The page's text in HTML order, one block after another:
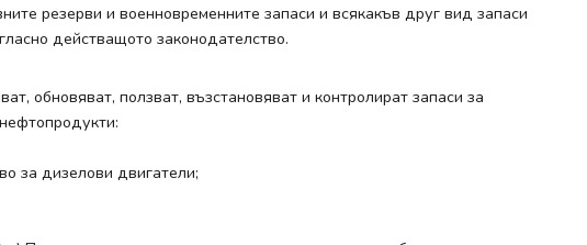
резерви и военновременните запаси и всякакъв друг вид запаси
действащото законодателство.
обновяват, ползват, възстановяват и контролират запаси за
за дизелови двигатели;